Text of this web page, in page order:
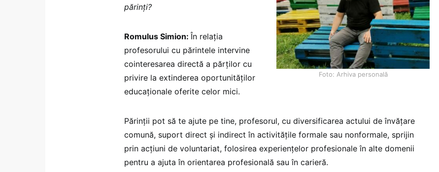
Foto: Arhiva personală
părinți?
Romulus Simion: În relația
profesorului cu părintele intervine
cointeresarea directă a părților cu
privire la extinderea oportunităților
educaționale oferite celor mici.
Părinții pot să te ajute pe tine, profesorul, cu diversificarea actului de învățare
comună, suport direct și indirect în activitățile formale sau nonformale, sprijin
prin acțiuni de voluntariat, folosirea experiențelor profesionale în alte domenii
pentru a ajuta în orientarea profesională sau în carieră.